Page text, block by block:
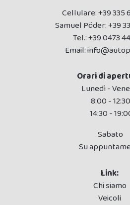
Cellulare:+39 335
Samuel Pöder:+39
Tel.:+39 0473
Email:
Orari di
Lunedì -
8:00 - 12:30
14:30 -
Sabato
Su
Link:
Chi siamo
Veicoli